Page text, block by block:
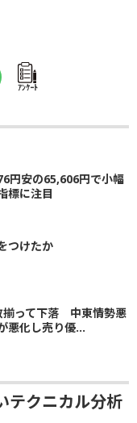
ｱﾝｹｰﾄ
円安の65,606円で小幅
標に注目
つけたか
揃って下落 中東情勢悪
悪化し売り優...
テクニカル分析